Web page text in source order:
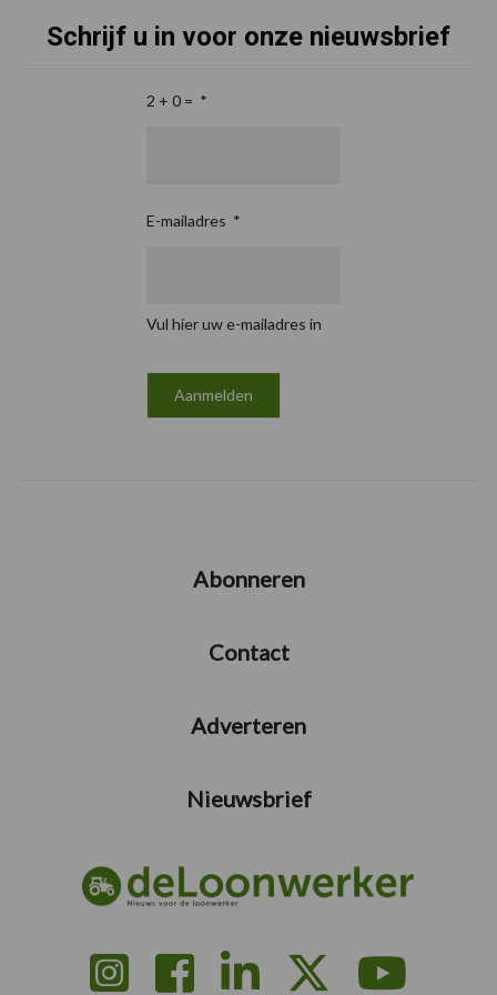
Schrijf u in voor onze nieuwsbrief
2 + 0 = *
E-mailadres *
Vul hier uw e-mailadres in
Abonneren
Contact
Adverteren
Nieuwsbrief